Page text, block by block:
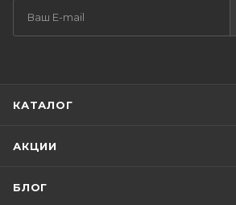
КАТАЛОГ
АКЦИИ
БЛОГ